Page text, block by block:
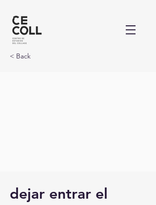
< Back
dejar entrar el